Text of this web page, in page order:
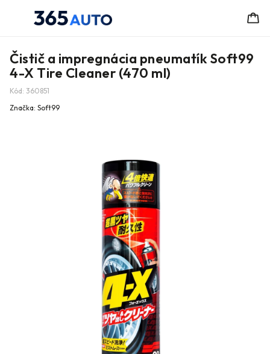
Čistič a impregnácia pneumatík Soft99
4-X Tire Cleaner (470 ml)
Kód: 360851
Značka: Soft99